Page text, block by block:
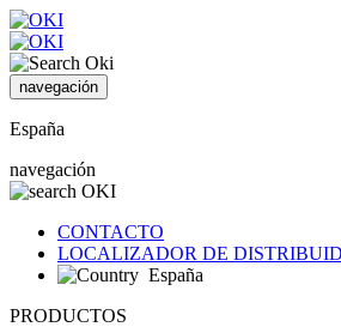
navegación
España
navegación
CONTACTO
LOCALIZADOR DE
España
PRODUCTOS